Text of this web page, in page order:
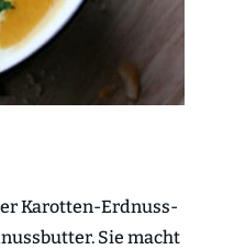
Karotten-Erdnuss-
Sie macht